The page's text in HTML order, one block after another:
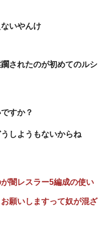
いやんけ
されたのが初めてのルシ
すか？
しようもないからね
闇レスラー5編成の使い
願いしますって奴が混ざ